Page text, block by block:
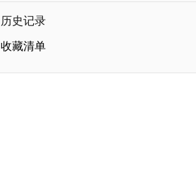
Current page:
历史记录
收藏清单